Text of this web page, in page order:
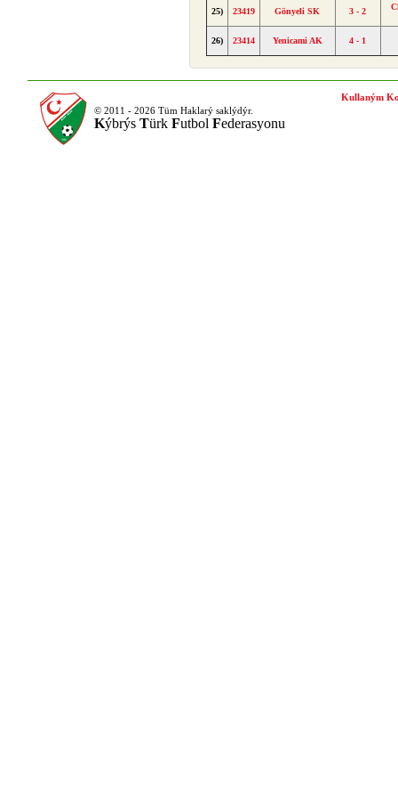
25) 23419 Gönyeli SK 3 - 2
26) 23414 Yenicami AK 4 - 1
© 2011 - 2026 Tüm Haklarý saklýdýr.
Kýbrýs Türk Futbol Federasyonu
Kullaným